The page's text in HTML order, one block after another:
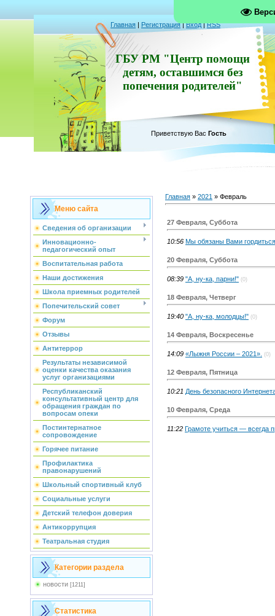
Главная | Регистрация|Вход|RSS
ГБУ РМ "Центр помощи
детям, оставшимся без
попечения родителей"
Приветствую Вас Гость
Меню сайта
Сведения об организации
Инновационно-
педагогический опыт
Воспитательная работа
Наши достижения
Школа приемных родителей
Попечительский совет
Форум
Отзывы
Антитеррор
Результаты независимой
оценки качества оказания
услуг организациями
Республиканский
консультативный центр для
обращения граждан по
вопросам опеки
Постинтернатное
сопровождение
Горячее питание
Профилактика
правонарушений
Школьный спортивный клуб
Социальные услуги
Детский телефон доверия
Антикоррупция
Театральная студия
Категории раздела
новости [1211]
Статистика
Главная » 2021 » Февраль
27 Февраля, Суббота
10:56 Мы обязаны Вами
20 Февраля, Суббота
08:39 "А, ну-ка, парни!" (0)
18 Февраля, Четверг
19:40 "А, ну-ка, молодцы!" (0)
14 Февраля, Воскресенье
14:09 «Лыжня России – 2021». (0)
12 Февраля, Пятница
10:21 День безопасного
10 Февраля, Среда
11:22 Грамоте учиться — всегда